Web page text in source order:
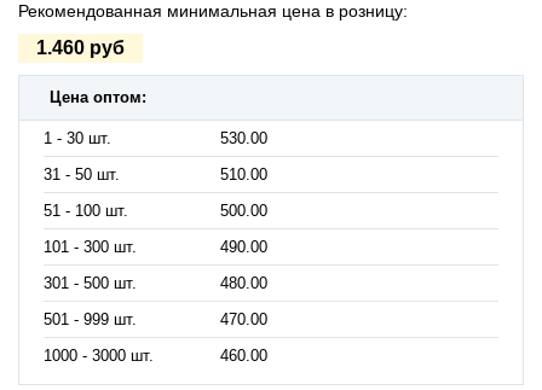
Рекомендованная минимальная цена в розницу:
1.460 руб
Цена оптом:
1 - 30 шт.
530.00
31 - 50 шт.
510.00
51 - 100 шт.
500.00
101 - 300 шт.
490.00
301 - 500 шт.
480.00
501 - 999 шт.
470.00
1000 - 3000 шт.
460.00